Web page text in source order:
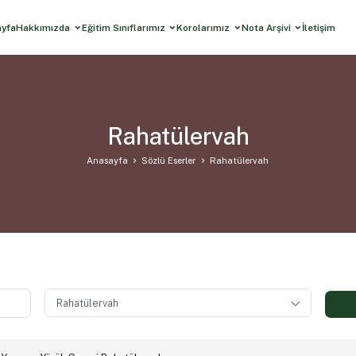
Hakkımızda Eğitim Sınıflarımız Korolarımız Nota Arşivi İletişim
Rahatülervah
Anasayfa Sözlü Eserler Rahatülervah